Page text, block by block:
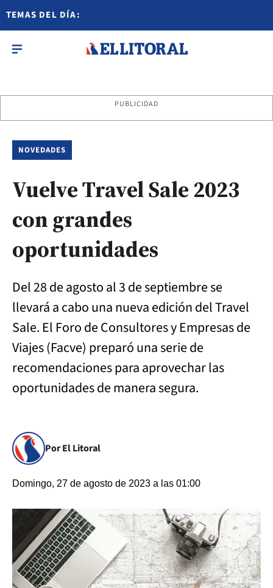
TEMAS DEL DÍA:
PUBLICIDAD
NOVEDADES
Vuelve Travel Sale 2023
con grandes
oportunidades
Del 28 de agosto al 3 de septiembre se
llevará a cabo una nueva edición del Travel
Sale. El Foro de Consultores y Empresas de
Viajes (Facve) preparó una serie de
recomendaciones para aprovechar las
oportunidades de manera segura.
Por El Litoral
Domingo, 27 de agosto de 2023 a las 01:00